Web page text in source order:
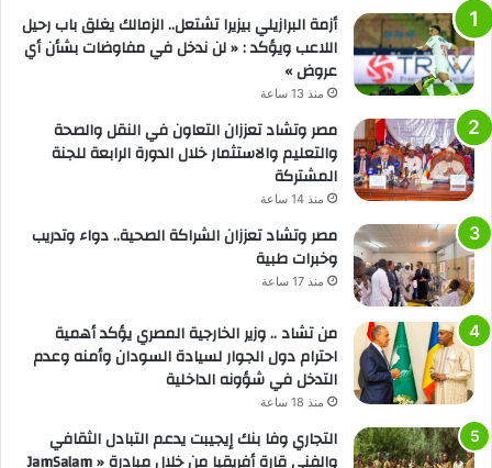
أزمة البرازيلي بيزيرا تشتعل.. الزمالك يغلق باب رحيل
اللاعب ويؤكد : « لن ندخل في مفاوضات بشأن أي
عروض »
منذ 13 ساعة
مصر وتشاد تعززان التعاون في النقل والصحة
والتعليم والاستثمار خلال الدورة الرابعة للجنة
المشتركة
منذ 14 ساعة
مصر وتشاد تعززان الشراكة الصحية.. دواء وتدريب
وخبرات طبية
منذ 17 ساعة
من تشاد .. وزير الخارجية المصري يؤكد أهمية
احترام دول الجوار لسيادة السودان وأمنه وعدم
التدخل في شؤونه الداخلية
منذ 18 ساعة
التجاري وفا بنك إيجيبت يدعم التبادل الثقافي
والفني قارة أفريقيا من خلال مبادرة « JamSalam